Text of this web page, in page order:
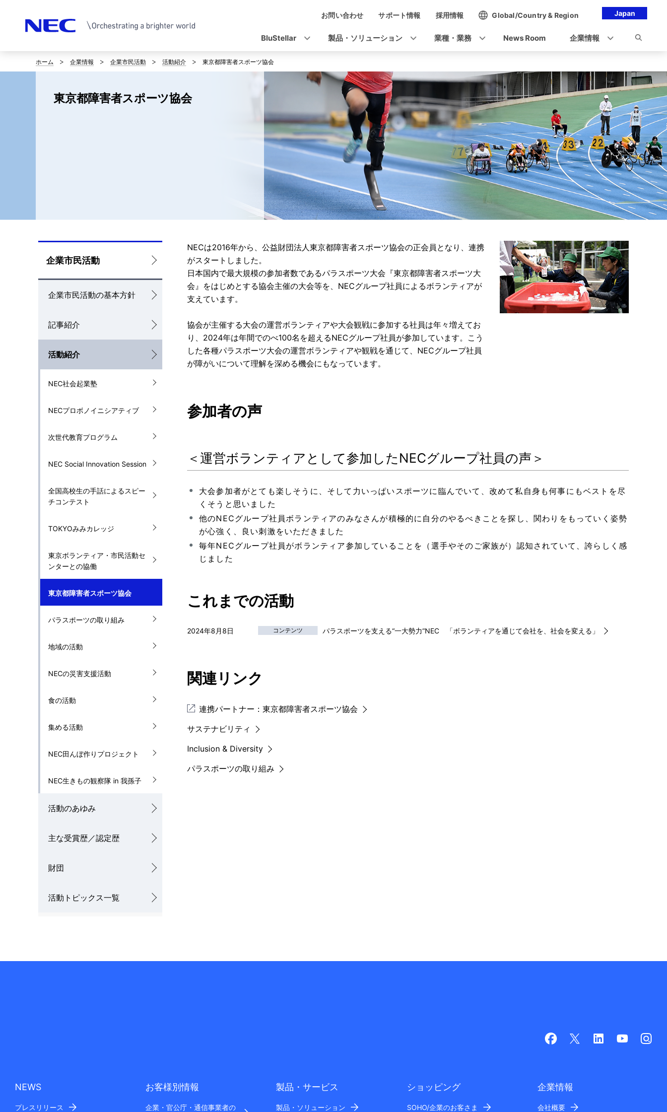
Japan
ゲ
ー
お問い合わせ サポート情報 採用情報 Global/Country & Region
BluStellar 製品・ソリューション 業種・業務 News Room 企業情報
サ
を
表
示
い
ホーム 企業情報 企業市民活動 活動紹介 東京都障害者スポーツ協会
東京都障害者スポーツ協会
ロ
ー
カ
ル
ナ
ビ
シ
ョ
企業市民活動
企業市民活動の基本方針
記事紹介
活動紹介
NEC社会起業塾
NECプロボノイニシアティブ
次世代教育プログラム
NEC Social Innovation Session
全国高校生の手話によるスピー
チコンテスト
TOKYOみみカレッジ
東京ボランティア・市民活動セ
ンターとの協働
東京都障害者スポーツ協会
パラスポーツの取り組み
地域の活動
NECの災害支援活動
食の活動
集める活動
NEC田んぼ作りプロジェクト
NEC生きもの観察隊 in 我孫子
活動のあゆみ
主な受賞歴／認定歴
財団
活動トピックス一覧
NECは2016年から、公益財団法人東京都障害者スポーツ協会の正会員となり、連携
がスタートしました。
日本国内で最大規模の参加者数であるパラスポーツ大会『東京都障害者スポーツ大
会』をはじめとする協会主催の大会等を、NECグループ社員によるボランティアが
支えています。
協会が主催する大会の運営ボランティアや大会観戦に参加する社員は年々増えてお
り、2024年は年間でのべ100名を超えるNECグループ社員が参加しています。こう
した各種パラスポーツ大会の運営ボランティアや観戦を通じて、NECグループ社員
が障がいについて理解を深める機会にもなっています。
参加者の声
＜運営ボランティアとして参加したNECグループ社員の声＞
大会参加者がとても楽しそうに、そして力いっぱいスポーツに臨んでいて、改めて私自身も何事にもベストを尽
くそうと思いました
他のNECグループ社員ボランティアのみなさんが積極的に自分のやるべきことを探し、関わりをもっていく姿勢
が心強く、良い刺激をいただきました
毎年NECグループ社員がボランティア参加していることを（選手やそのご家族が）認知されていて、誇らしく感
じました
これまでの活動
2024年8月8日 コンテンツ パラスポーツを支える“一大勢力”NEC 「ボランティアを通じて会社を、社会を変える」
関連リンク
連携パートナー：東京都障害者スポーツ協会
サステナビリティ
Inclusion & Diversity
パラスポーツの取り組み
NEWS
プレスリリース
お客様別情報
企業・官公庁・通信事業者の
製品・サービス
製品・ソリューション
ショッピング
SOHO/企業のお客さま
企業情報
会社概要